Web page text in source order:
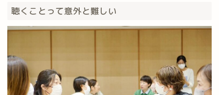
聴くことって意外と難しい